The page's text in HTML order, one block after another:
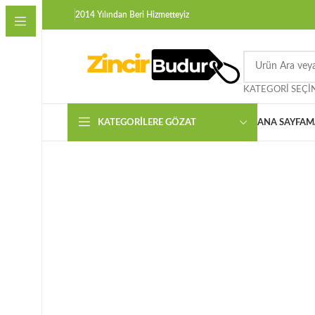
2014 Yılından Beri Hizmetteyiz
KATEGORI
KATEGORILERE GÖZAT ANA SAYFA